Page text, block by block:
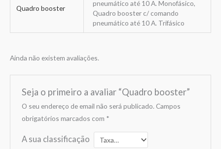
Quadro booster
pneumático até 10 A. Monofásico,
Quadro booster c/ comando
pneumático até 10 A. Trifásico
Ainda não existem avaliações.
Seja o primeiro a avaliar “Quadro booster”
O seu endereço de email não será publicado. Campos
obrigatórios marcados com *
A sua classificação